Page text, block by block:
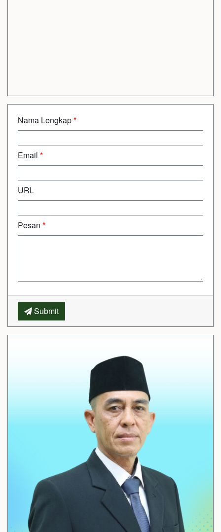
Nama Lengkap*
Email *
URL
Pesan *
Submit